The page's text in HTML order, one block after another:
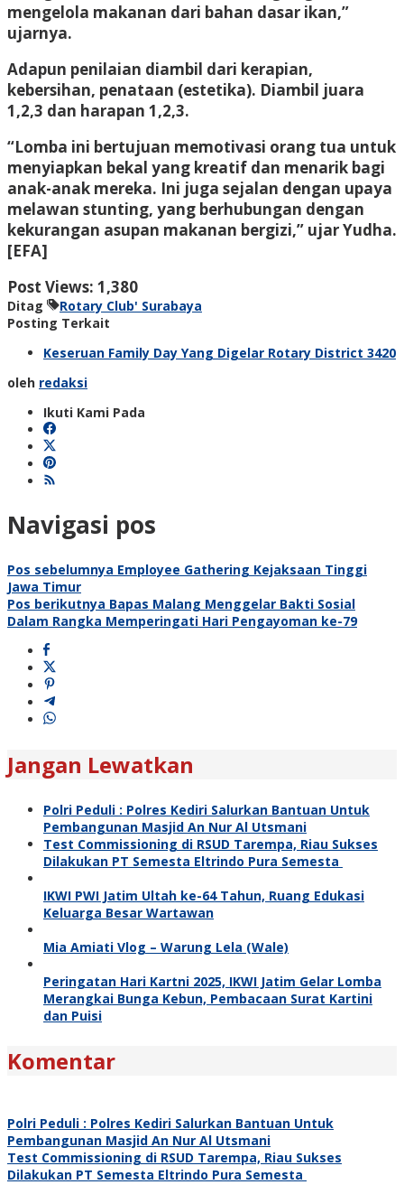
mengelola makanan dari bahan dasar ikan,”
ujarnya.
Adapun penilaian diambil dari kerapian,
kebersihan, penataan (estetika). Diambil juara
1,2,3 dan harapan 1,2,3.
“Lomba ini bertujuan memotivasi orang tua untuk
menyiapkan bekal yang kreatif dan menarik bagi
anak-anak mereka. Ini juga sejalan dengan upaya
melawan stunting, yang berhubungan dengan
kekurangan asupan makanan bergizi,” ujar Yudha.
[EFA]
Post Views: 1,380
Ditag
Rotary Club' Surabaya
Posting Terkait
Keseruan Family Day Yang Digelar Rotary District 3420
oleh redaksi
Ikuti Kami Pada
Navigasi pos
Pos sebelumnya Employee Gathering Kejaksaan Tinggi
Jawa Timur
Pos berikutnya Bapas Malang Menggelar Bakti Sosial
Dalam Rangka Memperingati Hari Pengayoman ke-79
Jangan Lewatkan
Polri Peduli : Polres Kediri Salurkan Bantuan Untuk
Pembangunan Masjid An Nur Al Utsmani
Test Commissioning di RSUD Tarempa, Riau Sukses
Dilakukan PT Semesta Eltrindo Pura Semesta
IKWI PWI Jatim Ultah ke-64 Tahun, Ruang Edukasi
Keluarga Besar Wartawan
Mia Amiati Vlog – Warung Lela (Wale)
Peringatan Hari Kartni 2025, IKWI Jatim Gelar Lomba
Merangkai Bunga Kebun, Pembacaan Surat Kartini
dan Puisi
Komentar
Polri Peduli : Polres Kediri Salurkan Bantuan Untuk
Pembangunan Masjid An Nur Al Utsmani
Test Commissioning di RSUD Tarempa, Riau Sukses
Dilakukan PT Semesta Eltrindo Pura Semesta